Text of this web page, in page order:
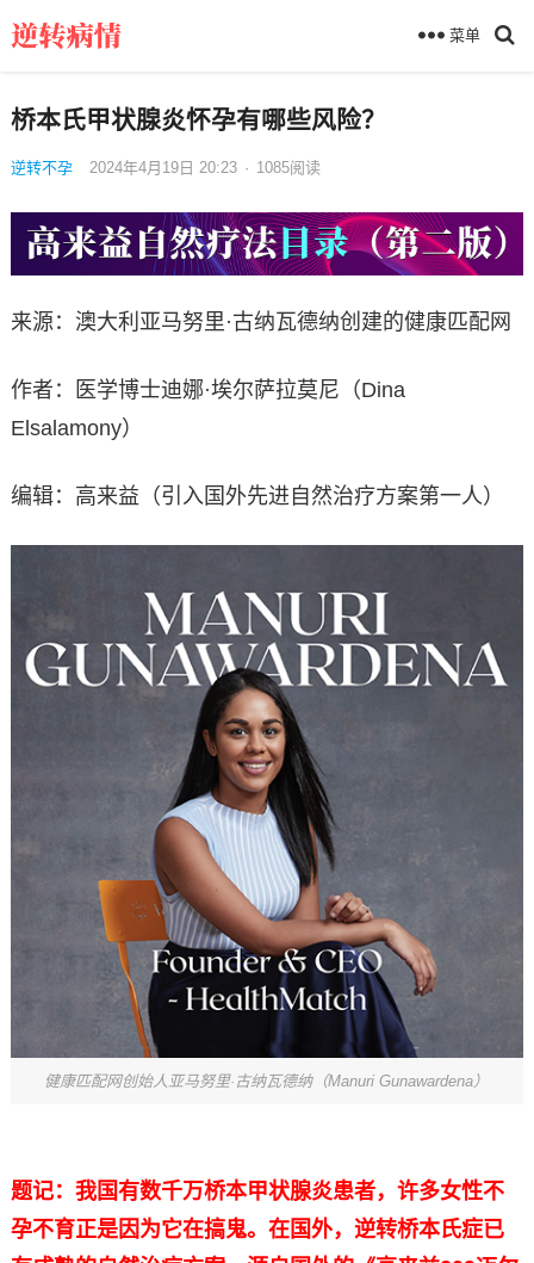
菜单
桥本氏甲状腺炎怀孕有哪些风险？
逆转不孕 2024年4月19日 20:23 · 1085阅读
来源：澳大利亚马努里·古纳瓦德纳创建的健康匹配网
作者：医学博士迪娜·埃尔萨拉莫尼（Dina
Elsalamony）
编辑：高来益（引入国外先进自然治疗方案第一人）
健康匹配网创始人亚马努里·古纳瓦德纳（Manuri Gunawardena）
题记：我国有数千万桥本甲状腺炎患者，许多女性不
孕不育正是因为它在搞鬼。在国外，逆转桥本氏症已